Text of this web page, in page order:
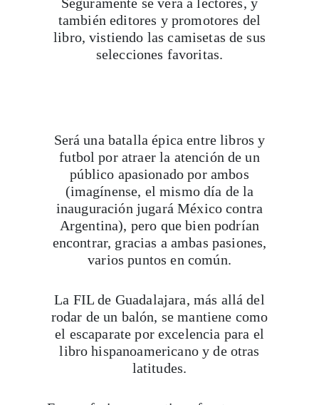
también editores y promotores del
libro, vistiendo las camisetas de sus
selecciones favoritas.
futbol por atraer la atención de un
público apasionado por ambos
(imagínense, el mismo día de la
inauguración jugará México contra
Argentina), pero que bien podrían
encontrar, gracias a ambas pasiones,
varios puntos en común.
rodar de un balón, se mantiene como
el escaparate por excelencia para el
libro hispanoamericano y de otras
latitudes.